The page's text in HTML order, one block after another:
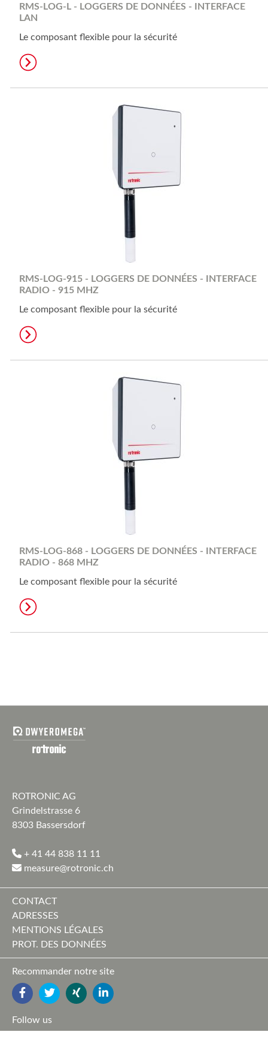
RMS-LOG-L - LOGGERS DE DONNÉES - INTERFACE
LAN
Le composant flexible pour la sécurité
RMS-LOG-915 - LOGGERS DE DONNÉES - INTERFACE
RADIO - 915 MHZ
Le composant flexible pour la sécurité
RMS-LOG-868 - LOGGERS DE DONNÉES - INTERFACE
RADIO - 868 MHZ
Le composant flexible pour la sécurité
ROTRONIC AG
Grindelstrasse 6
8303 Bassersdorf
+ 41 44 838 11 11
measure@rotronic.ch
CONTACT
ADRESSES
MENTIONS LÉGALES
PROT. DES DONNÉES
Recommander notre site
FACEBOOK
TWITTERYOUTUBELINKEDIN
Follow us